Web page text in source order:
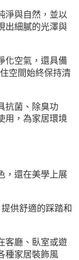
淨與自然，並以
出細膩的光澤與
化空氣，還具備
空間始終保持清
抗菌、除臭功
用，為家居環境
，還在美學上展
供舒適的踩踏和
客廳、臥室或遊
種家居裝飾風